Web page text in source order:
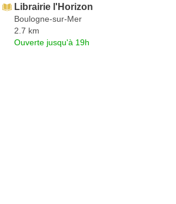
Librairie l'Horizon
Boulogne-sur-Mer
2.7 km
Ouverte jusqu'à 19h